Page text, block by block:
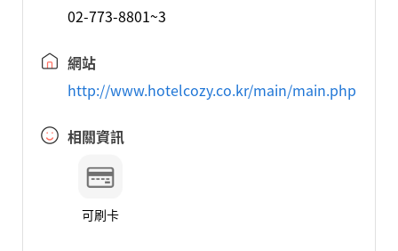
02-773-8801~3
網站
http://www.hotelcozy.co.kr/main/main.php
相關資訊
可刷卡